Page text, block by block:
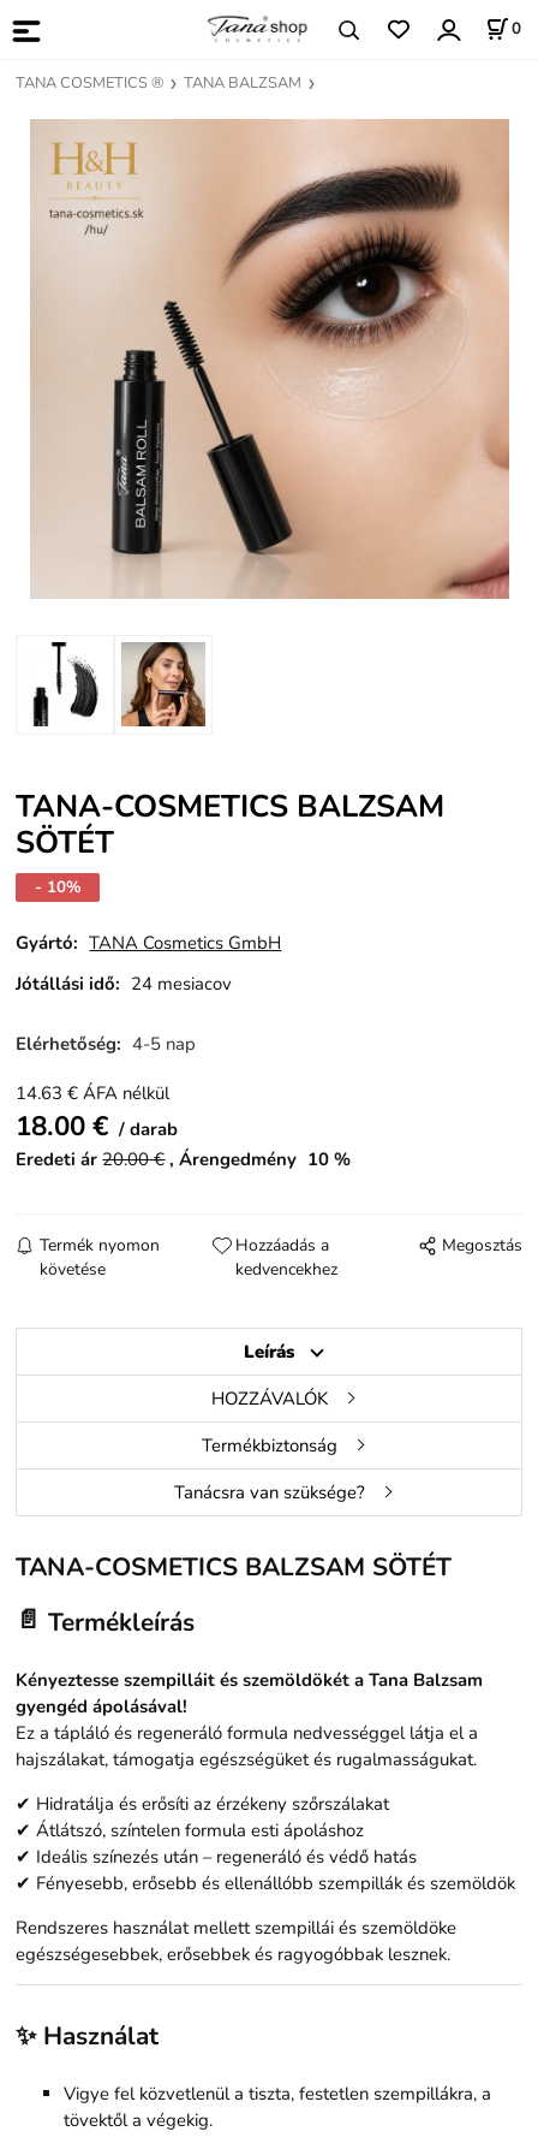
0
TANA COSMETICS ® TANA BALZSAM
TANA-COSMETICS BALZSAM
SÖTÉT
- 10%
Gyártó: TANA Cosmetics GmbH
Jótállási idő: 24 mesiacov
Elérhetőség: 4-5 nap
14.63 €ÁFA nélkül
18.00€
darab
Eredeti ár 20.00€ Árengedmény 10 %
Termék nyomon
követése
Hozzáadás a
kedvencekhez
Megosztás
Leírás
HOZZÁVALÓK
Termékbiztonság
Tanácsra van szüksége?
TANA-COSMETICS BALZSAM SÖTÉT
📄Termékleírás
Kényeztesse szempilláit és szemöldökét a Tana Balzsam
gyengéd ápolásával!
Ez a tápláló és regeneráló formula nedvességgel látja el a
hajszálakat, támogatja egészségüket és rugalmasságukat.
✔ Hidratálja és erősíti az érzékeny szőrszálakat
✔ Átlátszó, színtelen formula esti ápoláshoz
✔ Ideális színezés után – regeneráló és védő hatás
✔ Fényesebb, erősebb és ellenállóbb szempillák és szemöldök
Rendszeres használat mellett szempillái és szemöldöke
egészségesebbek, erősebbek és ragyogóbbak lesznek.
✨ Használat
Vigye fel közvetlenül a tiszta, festetlen szempillákra, a
tövektől a végekig.